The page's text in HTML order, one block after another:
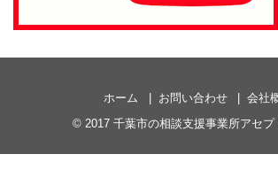
ホーム お問い合わせ
会社
© 2017 千葉市の相談支援事業所アセプ